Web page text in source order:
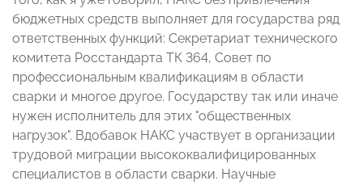
бюджетных средств выполняет для государства ряд
ответственных функций: Секретариат технического
комитета Росстандарта ТК 364, Совет по
профессиональным квалификациям в области
сварки и многое другое. Государству так или иначе
нужен исполнитель для этих "общественных
нагрузок". Вдобавок НАКС участвует в организации
трудовой миграции высококвалифицированных
специалистов в области сварки. Научные